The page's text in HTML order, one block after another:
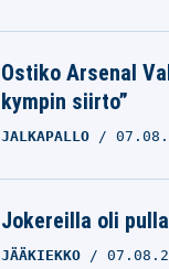
Ostiko Arsenal
kympin siirto”
JALKAPALLO
Jokereilla oli
JÄÄKIEKKO